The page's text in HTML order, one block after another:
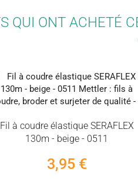
QUI ONT ACHETÉ
Fil à coudre élastique SERAFLEX
130m - beige - 0511
3,95 €